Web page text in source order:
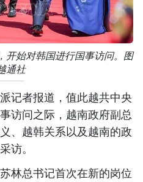
开始对韩国进行国事访问。图
通社
记者报道，值此越共中央
访问之际，越南政府副总
、越韩关系以及越南的政
访。
林总书记首次在新的岗位